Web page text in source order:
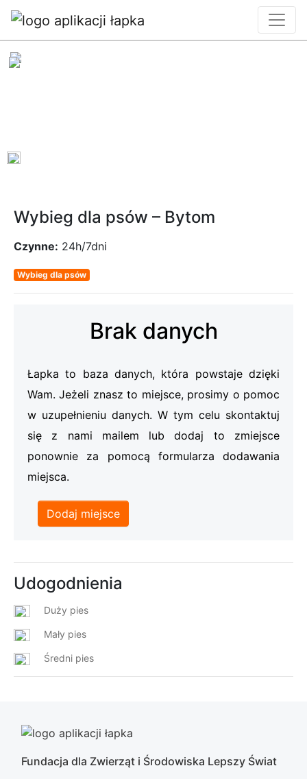
Wybieg dla psów – Bytom
Czynne: 24h/7dni
Wybieg dla psów
Brak danych
Łapka to baza danych, która powstaje dzięki
Wam. Jeżeli znasz to miejsce, prosimy o pomoc
w uzupełnieniu danych. W tym celu skontaktuj
się z nami mailem lub dodaj to zmiejsce
ponownie za pomocą formularza dodawania
miejsca.
Dodaj miejsce
Udogodnienia
Duży pies
Mały pies
Średni pies
Fundacja dla Zwierząt i Środowiska Lepszy Świat